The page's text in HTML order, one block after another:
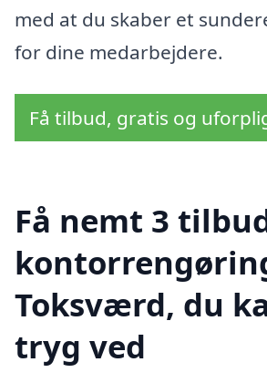
med at du skaber et
for dine medarbejdere.
Få tilbud, gratis og
Få nemt 3
Toksværd, du
tryg ved